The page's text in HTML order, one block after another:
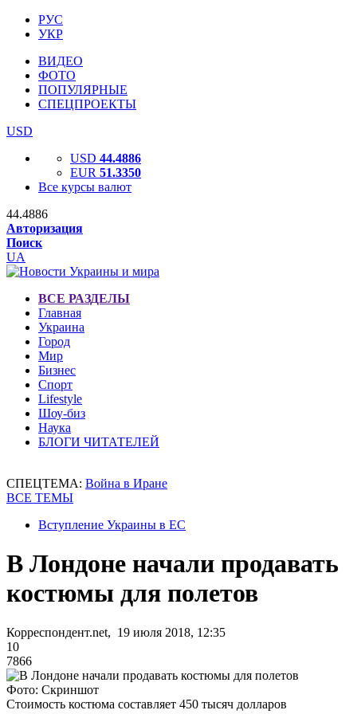
РУС
УКР
ВИДЕО
ФОТО
ПОПУЛЯРНЫЕ
СПЕЦПРОЕКТЫ
USD
USD 44.4886
EUR 51.3350
Все курсы валют
44.4886
Авторизация
Поиск
UA
ВСЕ РАЗДЕЛЫ
Главная
Украина
Город
Мир
Бизнес
Спорт
Lifestyle
Шоу-биз
Наука
БЛОГИ ЧИТАТЕЛЕЙ
СПЕЦТЕМА: Война в Иране
ВСЕ ТЕМЫ
Вступление Украины в ЕС
В Лондоне начали продавать
костюмы для полетов
Корреспондент.net, 19 июля 2018, 12:35
10
7866
Фото: Скриншот
Стоимость костюма составляет 450 тысяч долларов